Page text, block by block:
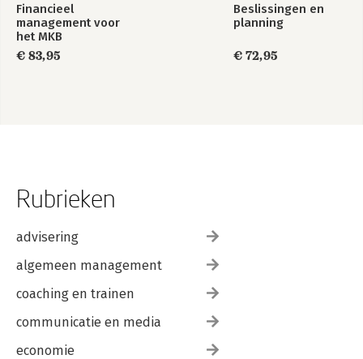
Financieel
management voor
het MKB
€ 83,95
Beslissingen en
planning
€ 72,95
Rubrieken
advisering
algemeen management
coaching en trainen
communicatie en media
economie